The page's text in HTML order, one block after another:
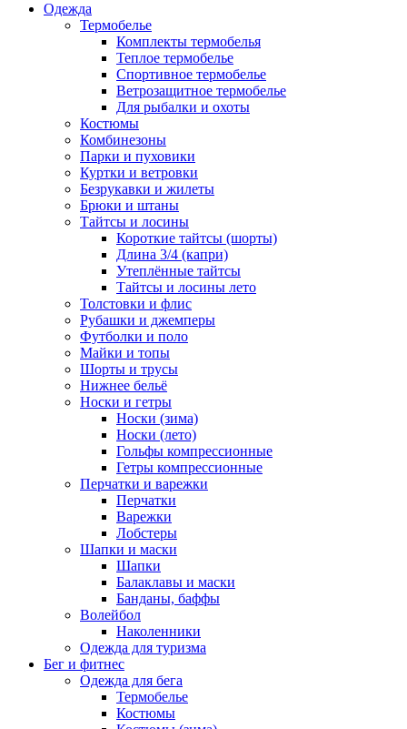
Одежда
Термобелье
Комплекты термобелья
Теплое термобелье
Спортивное термобелье
Ветрозащитное термобелье
Для рыбалки и охоты
Костюмы
Комбинезоны
Парки и пуховики
Куртки и ветровки
Безрукавки и жилеты
Брюки и штаны
Тайтсы и лосины
Короткие тайтсы (шорты)
Длина 3/4 (капри)
Утеплённые тайтсы
Тайтсы и лосины лето
Толстовки и флис
Рубашки и джемперы
Футболки и поло
Майки и топы
Шорты и трусы
Нижнее бельё
Носки и гетры
Носки (зима)
Носки (лето)
Гольфы компрессионные
Гетры компрессионные
Перчатки и варежки
Перчатки
Варежки
Лобстеры
Шапки и маски
Шапки
Балаклавы и маски
Банданы, баффы
Волейбол
Наколенники
Одежда для туризма
Бег и фитнес
Одежда для бега
Термобелье
Костюмы